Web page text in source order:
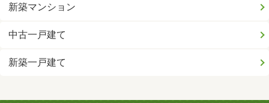
新築マンション
中古一戸建て
新築一戸建て